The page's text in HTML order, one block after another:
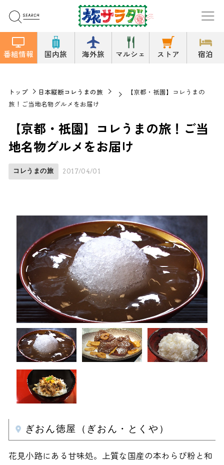
番組情報 国内旅 海外旅 マルシェ ストア 宿泊
トップ 日本縦断コレうまの旅
【京都・祇園】コレうまの
旅！ご当地名物グルメをお届け
【京都・祇園】コレうまの旅！ご当
地名物グルメをお届け
コレうまの旅 2017/04/01
ぎおん徳屋（ぎおん・とくや）
花見小路にある甘味処。上質な国産の本わらび粉と和